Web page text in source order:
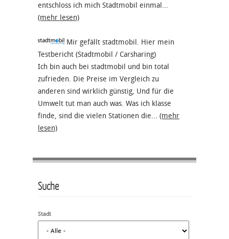
entschloss ich mich Stadtmobil einmal...
(mehr lesen)
Mir gefällt stadtmobil. Hier mein
Testbericht (Stadtmobil / Carsharing)
Ich bin auch bei stadtmobil und bin total
zufrieden. Die Preise im Vergleich zu
anderen sind wirklich günstig, Und für die
Umwelt tut man auch was. Was ich klasse
finde, sind die vielen Stationen die... (mehr
lesen)
Suche
Stadt